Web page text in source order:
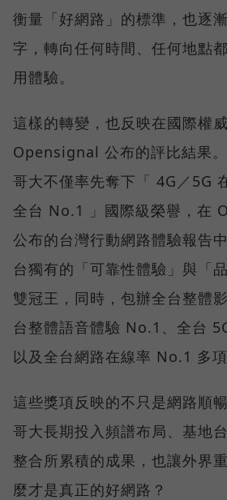
衡量「好網路」的標準，也逐
字，轉向任何時間、任何地點
用體驗。
這樣的轉變，也反映在國際權
Opensignal 公布的評比結果
哥大不僅率先奪下「 4G／5G
全台 No.1 」國際級榮譽，在
公布的台灣行動網路體驗報告
台獨有的「可靠性體驗」與「
雙冠王，同時，包辦全台整體
台整體語音體驗 No.1、全台
以及全台網路在線率 No.1 多項
這些獎項反映的不只是網路順
哥大長期投入頻譜布局、基地
整合所累積的成果，也讓外界
麼才是真正的好網路？